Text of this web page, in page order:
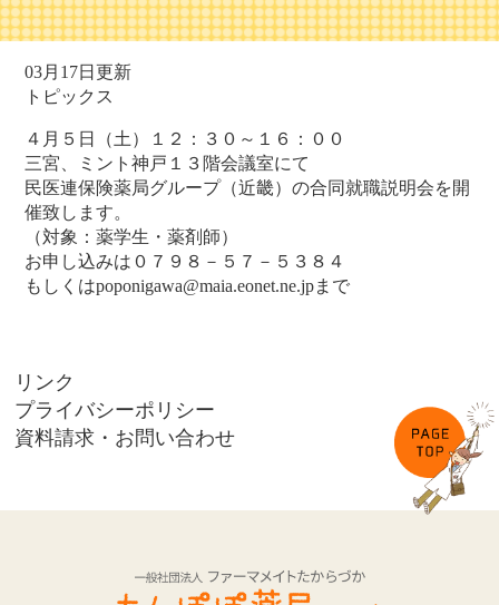
03月17日更新
トピックス
４月５日（土）１２：３０～１６：００
三宮、ミント神戸１３階会議室にて
民医連保険薬局グループ（近畿）の合同就職説明会を開
催致します。
（対象：薬学生・薬剤師）
お申し込みは０７９８－５７－５３８４
もしくはpoponigawa@maia.eonet.ne.jpまで
リンク
プライバシーポリシー
資料請求・お問い合わせ